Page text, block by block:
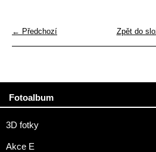
← Předchozí Zpět do
Fotoalbum
3D fotky
Akce E